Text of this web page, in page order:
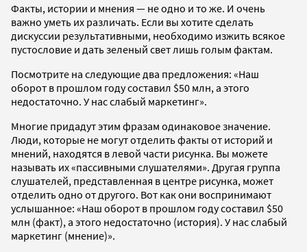
Факты, истории и мнения — не одно и то же. И очень
важно уметь их различать. Если вы хотите сделать
дискуссии результативными, необходимо изжить всякое
пустословие и дать зеленый свет лишь голым фактам.
Посмотрите на следующие два предложения: «Наш
оборот в прошлом году составил $50 млн, а этого
недостаточно. У нас слабый маркетинг».
Многие придадут этим фразам одинаковое значение.
Люди, которые не могут отделить факты от историй и
мнений, находятся в левой части рисунка. Вы можете
называть их «пассивными слушателями». Другая группа
слушателей, представленная в центре рисунка, может
отделить одно от другого. Вот как они воспринимают
услышанное: «Наш оборот в прошлом году составил $50
млн (факт), а этого недостаточно (история). У нас слабый
маркетинг (мнение)».